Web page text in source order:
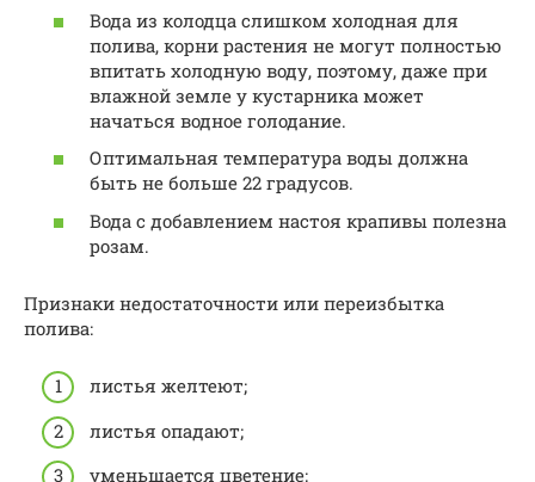
Вода из колодца слишком холодная для
полива, корни растения не могут полностью
впитать холодную воду, поэтому, даже при
влажной земле у кустарника может
начаться водное голодание.
Оптимальная температура воды должна
быть не больше 22 градусов.
Вода с добавлением настоя крапивы полезна
розам.
Признаки недостаточности или переизбытка
полива:
листья желтеют;
листья опадают;
уменьшается цветение;